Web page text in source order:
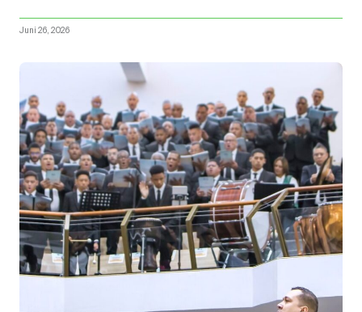
Juni 26, 2026